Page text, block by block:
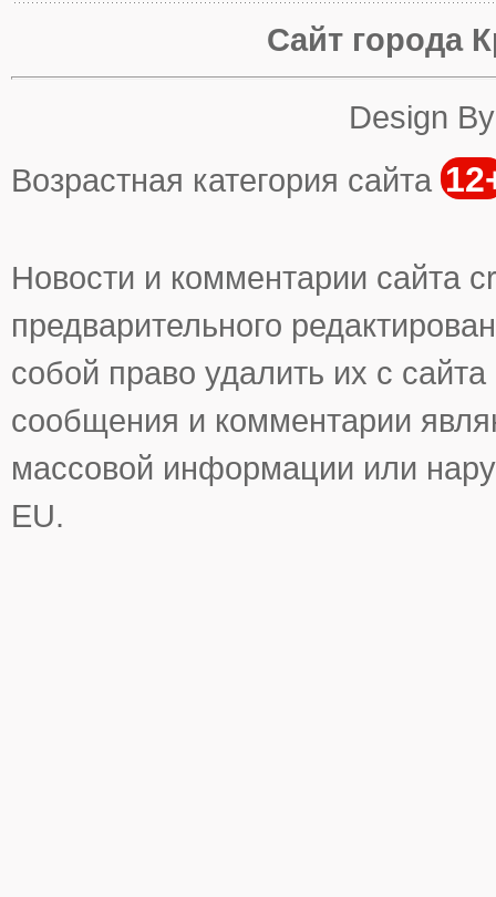
Сайт города
Design
Возрастная категория сайта
Новости и комментарии сайта
предварительного
собой право удалить их с
сообщения и комментарии
массовой информации или
EU.